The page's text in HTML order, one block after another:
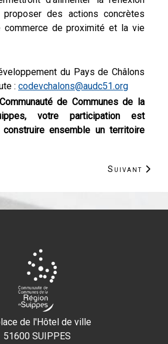
des actions concrètes
commerce de proximité et la vie
du Pays de Châlons
: codevchalons@audc51.org
de Communes de la
votre participation est
ensemble un territoire
Mémoire en chemins : 6 sites
Article
Suivant
de l'Hôtel de ville
51600 SUIPPES